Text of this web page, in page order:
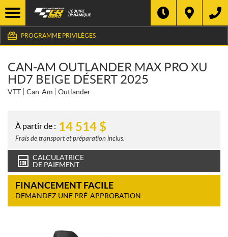
PROGRAMME PRIVILÈGES
CAN-AM OUTLANDER MAX PRO XU
HD7 BEIGE DÉSERT 2025
VTT Can-Am Outlander
À partir de : 14 514 $
Frais de transport et préparation inclus.
CALCULATRICE
DE PAIEMENT
FINANCEMENT FACILE
DEMANDEZ UNE PRÉ-APPROBATION